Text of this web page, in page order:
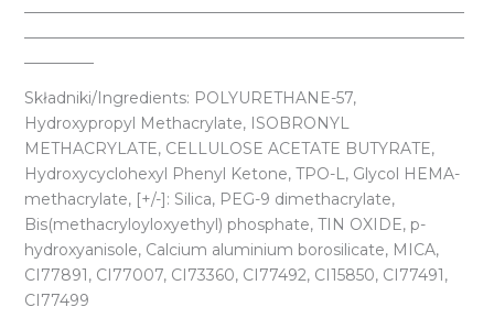
Składniki/Ingredients: POLYURETHANE-57,
Hydroxypropyl Methacrylate, ISOBRONYL
METHACRYLATE, CELLULOSE ACETATE BUTYRATE,
Hydroxycyclohexyl Phenyl Ketone, TPO-L, Glycol HEMA-
methacrylate, [+/-]: Silica, PEG-9 dimethacrylate,
Bis(methacryloyloxyethyl) phosphate, TIN OXIDE, p-
hydroxyanisole, Calcium aluminium borosilicate, MICA,
CI77891, CI77007, CI73360, CI77492, CI15850, CI77491,
CI77499